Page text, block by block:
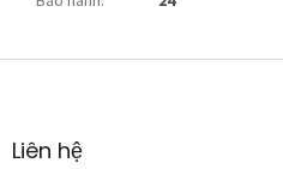
C
nLiên hệ